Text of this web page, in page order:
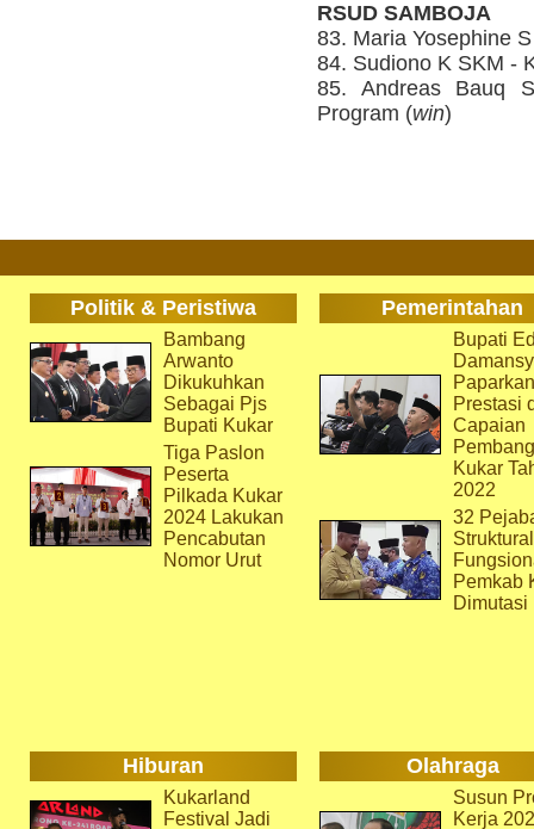
RSUD SAMBOJA
83. Maria Yosephine
84. Sudiono K SKM -
85. Andreas Bauq
Program (win)
Politik & Peristiwa Pemerintahan
Bambang
Arwanto
Dikukuhkan
Sebagai Pjs
Bupati Kukar
Tiga Paslon
Peserta
Pilkada Kukar
2024 Lakukan
Pencabutan
Nomor Urut
Bupati
Paparkan
Prestasi
Capaian
Kukar
2022
32
Pemkab
Dimutasi
Hiburan Olahraga
Kukarland
Festival Jadi
Susun
Kerja